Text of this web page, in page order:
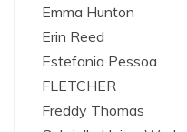
Emma Hunton
Erin Reed
Estefania Pessoa
FLETCHER
Freddy Thomas